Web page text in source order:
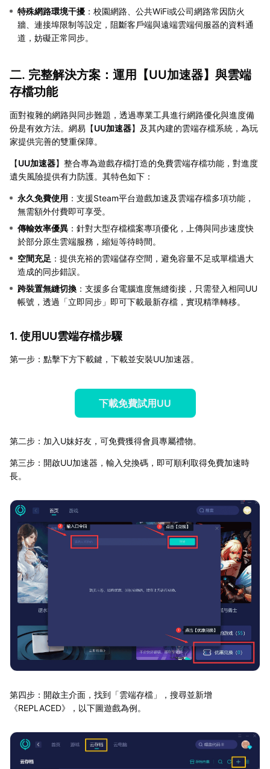
特殊網路環境干擾 ：校園網路、公共WiFi或公司網路常因防火
牆、連接埠限制等設定，阻斷客戶端與遠端雲端伺服器的資料通
道，妨礙正常同步。
二. 完整解決方案：運用【UU加速器】與雲端
存檔功能
面對複雜的網路與同步難題，透過專業工具進行網路優化與進度備
份是有效方法。網易【UU加速器】及其內建的雲端存檔系統，為玩
家提供完善的雙重保障。
【UU加速器】整合專為遊戲存檔打造的免費雲端存檔功能，對進度
遺失風險提供有力防護。其特色如下：
永久免費使用 ：支援Steam平台遊戲加速及雲端存檔多項功能，
無需額外付費即可享受。
傳輸效率優異 ：針對大型存檔檔案專項優化，上傳與同步速度快
於部分原生雲端服務，縮短等待時間。
空間充足 ：提供充裕的雲端儲存空間，避免容量不足或單檔過大
造成的同步錯誤。
跨裝置無縫切換 ：支援多台電腦進度無縫銜接，只需登入相同UU
帳號，透過「立即同步」即可下載最新存檔，實現精準轉移。
1. 使用UU雲端存檔步驟
第一步：點擊下方下載鍵，下載並安裝UU加速器。
下載免費試用UU
第二步：加入U妹好友，可免費獲得會員專屬禮物。
第三步：開啟UU加速器，輸入兌換碼，即可順利取得免費加速時
長。
第四步：開啟主介面，找到「雲端存檔」，搜尋並新增
《REPLACED》，以下圖遊戲為例。